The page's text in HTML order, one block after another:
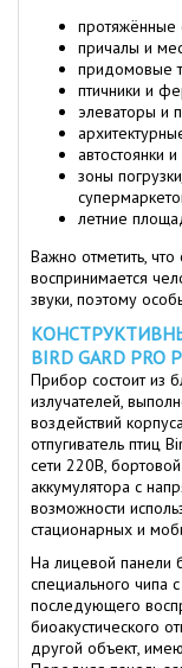
протяжённые
причалы и
придомовые
птичники и
элеваторы и
автостоянки
зоны
летние
Важно отметить,
воспринимается
звуки, поэтому
BIRD GARD PRO
Прибор состоит из
излучателей,
воздействий
отпугиватель птиц
сети 220В,
аккумулятора с
возможности
стационарных и
На лицевой панели
специального чипа
последующего
биоакустического
другой объект,